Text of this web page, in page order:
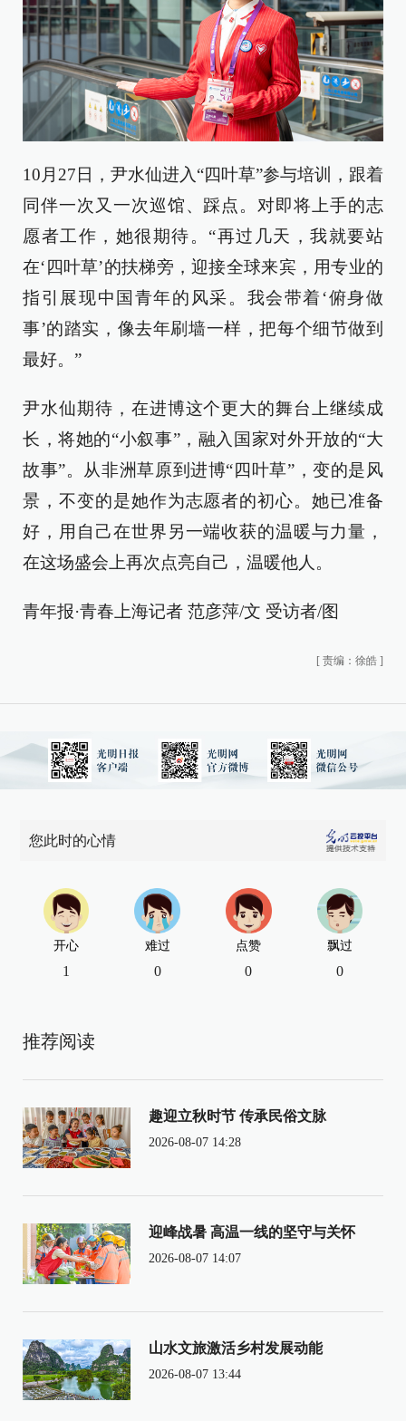
10月27日，尹水仙进入“四叶草”参与培训，跟着
同伴一次又一次巡馆、踩点。对即将上手的志
愿者工作，她很期待。“再过几天，我就要站
在‘四叶草’的扶梯旁，迎接全球来宾，用专业的
指引展现中国青年的风采。我会带着‘俯身做
事’的踏实，像去年刷墙一样，把每个细节做到
最好。”
尹水仙期待，在进博这个更大的舞台上继续成
长，将她的“小叙事”，融入国家对外开放的“大
故事”。从非洲草原到进博“四叶草”，变的是风
景，不变的是她作为志愿者的初心。她已准备
好，用自己在世界另一端收获的温暖与力量，
在这场盛会上再次点亮自己，温暖他人。
青年报·青春上海记者 范彦萍/文 受访者/图
[ 责编：徐皓 ]
您此时的心情
开心
1
难过
0
点赞
0
飘过
0
推荐阅读
趣迎立秋时节 传承民俗文脉
2026-08-07 14:28
迎峰战暑 高温一线的坚守与关怀
2026-08-07 14:07
山水文旅激活乡村发展动能
2026-08-07 13:44